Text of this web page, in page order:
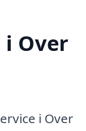
Over
i Over